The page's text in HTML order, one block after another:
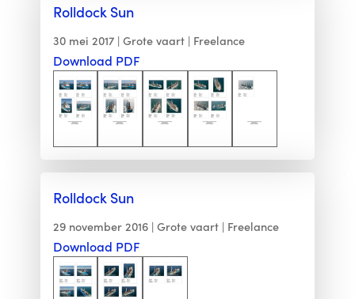
Rolldock Sun
30 mei 2017 Grote vaart Freelance
Download PDF
Rolldock Sun
29 november 2016 Grote vaart Freelance
Download PDF